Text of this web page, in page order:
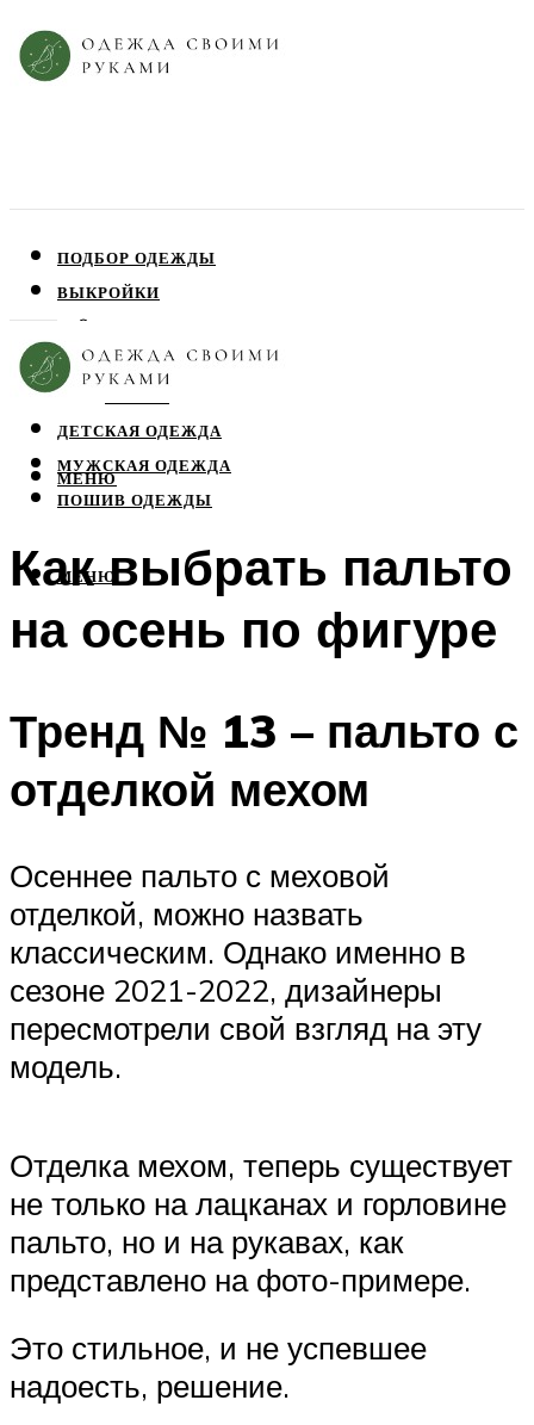
ПОДБОР ОДЕЖДЫ
ВЫКРОЙКИ
ЮБКИ
ДЕТСКАЯ ОДЕЖДА
МУЖСКАЯ ОДЕЖДА
ПОШИВ ОДЕЖДЫ
МЕНЮ
МЕНЮ
Как выбрать пальто
на осень по фигуре
Тренд № 13 – пальто с
отделкой мехом
Осеннее пальто с меховой
отделкой, можно назвать
классическим. Однако именно в
сезоне 2021-2022, дизайнеры
пересмотрели свой взгляд на эту
модель.
Отделка мехом, теперь существует
не только на лацканах и горловине
пальто, но и на рукавах, как
представлено на фото-примере.
Это стильное, и не успевшее
надоесть, решение.